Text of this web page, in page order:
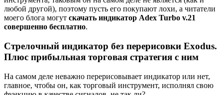
любой другой), поэтому пусть его покупают лохи, а читатели
моего блога могут скачать индикатор Adex Turbo v.21
совершенно бесплатно.
Стрелочный индикатор без перерисовки Exodus.
Плюс прибыльная торговая стратегия с ним
На самом деле неважно перерисовывает индикатор или нет,
главное, чтобы он, как торговый инструмент, исполнял свою